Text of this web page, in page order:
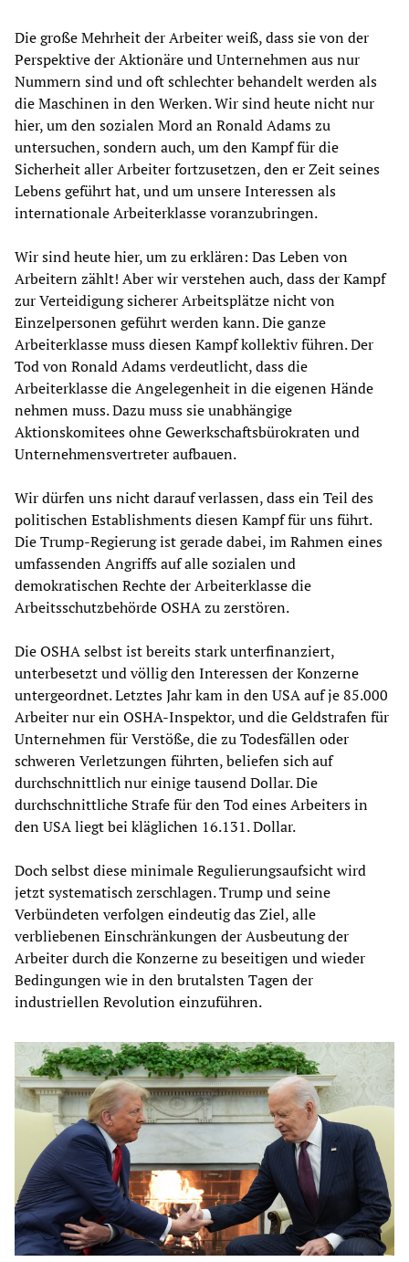
Die große Mehrheit der Arbeiter weiß, dass sie von der
Perspektive der Aktionäre und Unternehmen aus nur
Nummern sind und oft schlechter behandelt werden als
die Maschinen in den Werken. Wir sind heute nicht nur
hier, um den sozialen Mord an Ronald Adams zu
untersuchen, sondern auch, um den Kampf für die
Sicherheit aller Arbeiter fortzusetzen, den er Zeit seines
Lebens geführt hat, und um unsere Interessen als
internationale Arbeiterklasse voranzubringen.
Wir sind heute hier, um zu erklären: Das Leben von
Arbeitern zählt! Aber wir verstehen auch, dass der Kampf
zur Verteidigung sicherer Arbeitsplätze nicht von
Einzelpersonen geführt werden kann. Die ganze
Arbeiterklasse muss diesen Kampf kollektiv führen. Der
Tod von Ronald Adams verdeutlicht, dass die
Arbeiterklasse die Angelegenheit in die eigenen Hände
nehmen muss. Dazu muss sie unabhängige
Aktionskomitees ohne Gewerkschaftsbürokraten und
Unternehmensvertreter aufbauen.
Wir dürfen uns nicht darauf verlassen, dass ein Teil des
politischen Establishments diesen Kampf für uns führt.
Die Trump-Regierung ist gerade dabei, im Rahmen eines
umfassenden Angriffs auf alle sozialen und
demokratischen Rechte der Arbeiterklasse die
Arbeitsschutzbehörde OSHA zu zerstören.
Die OSHA selbst ist bereits stark unterfinanziert,
unterbesetzt und völlig den Interessen der Konzerne
untergeordnet. Letztes Jahr kam in den USA auf je 85.000
Arbeiter nur ein OSHA-Inspektor, und die Geldstrafen für
Unternehmen für Verstöße, die zu Todesfällen oder
schweren Verletzungen führten, beliefen sich auf
durchschnittlich nur einige tausend Dollar. Die
durchschnittliche Strafe für den Tod eines Arbeiters in
den USA liegt bei kläglichen 16.131. Dollar.
Doch selbst diese minimale Regulierungsaufsicht wird
jetzt systematisch zerschlagen. Trump und seine
Verbündeten verfolgen eindeutig das Ziel, alle
verbliebenen Einschränkungen der Ausbeutung der
Arbeiter durch die Konzerne zu beseitigen und wieder
Bedingungen wie in den brutalsten Tagen der
industriellen Revolution einzuführen.